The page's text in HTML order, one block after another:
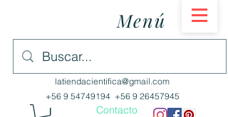
Menú
latiendacientifica@gmail.com
+56 9 54749194 +56 9 26457945
Contacto